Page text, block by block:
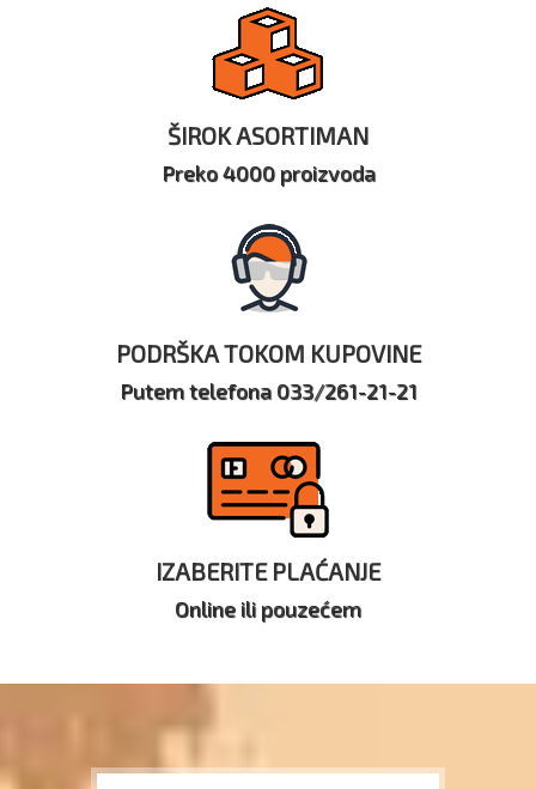
ŠIROK ASORTIMAN
Preko 4000 proizvoda
PODRŠKA TOKOM KUPOVINE
Putem telefona 033/261-21-21
IZABERITE PLAĆANJE
Online ili pouzećem